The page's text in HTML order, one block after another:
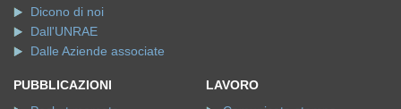
Dicono di noi
Dall'UNRAE
Dalle Aziende associate
PUBBLICAZIONI
LAVORO